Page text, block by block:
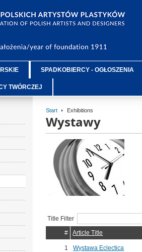
SPADKOBIERCY - OGŁOSZENIA
TWÓRCZEJ
Start Exhibitions
Wystawy
Title Filter
#
Article Title
1 Wystawa Eclectica